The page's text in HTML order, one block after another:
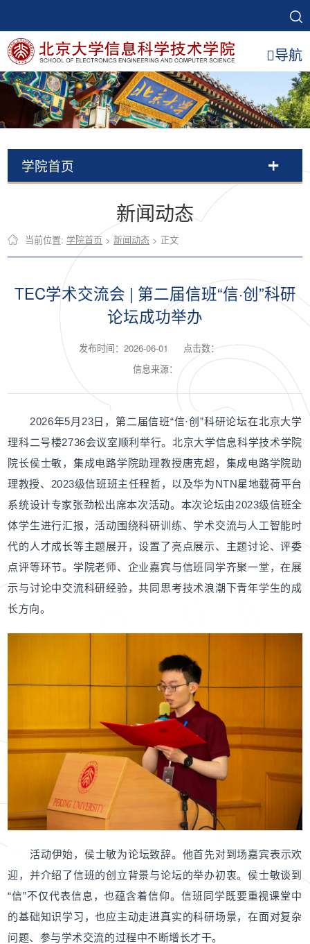
导航
学院首页
新闻动态
当前位置:学院首页 >新闻动态 > 正文
TEC学术交流会 | 第二届信班“信·创”科研
论坛成功举办
发布时间：2026-06-01
点击数：
信息来源：
2026年5月23日，第二届信班“信·创”科研论坛在北京大学
理科二号楼2736会议室顺利举行。北京大学信息科学技术学院
院长侯士敏，集成电路学院助理教授唐克超，集成电路学院助
理教授、2023级信班班主任程哲，以及华为NTN星地载荷平台
系统设计专家张劲松出席本次活动。本次论坛由2023级信班全
体学生进行汇报，活动围绕科研训练、学术交流与人工智能时
代的人才成长等主题展开，设置了亮点展示、主题讨论、评委
点评等环节。学院老师、企业嘉宾与信班同学齐聚一堂，在展
示与讨论中交流科研经验，共同思考技术浪潮下青年学生的成
长方向。
活动伊始，侯士敏为论坛致辞。他首先对到场嘉宾表示欢
迎，并介绍了信班的创立背景与论坛的举办初衷。侯士敏谈到
“信”不仅代表信息，也蕴含着信仰。信班同学既要重视课堂中
的基础知识学习，也应主动走进真实的科研场景，在面对复杂
问题、参与学术交流的过程中不断增长才干。